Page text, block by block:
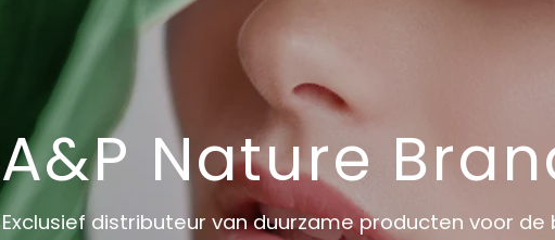
A&P Nature
Exclusief distributeur van duurzame producten voor de